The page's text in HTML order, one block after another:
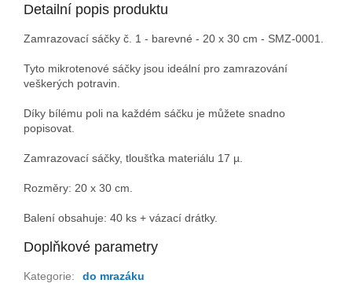
Detailní popis produktu
Zamrazovací sáčky č. 1 - barevné - 20 x 30 cm - SMZ-0001.
Tyto mikrotenové sáčky jsou ideální pro zamrazování
veškerých potravin.
Díky bílému poli na každém sáčku je můžete snadno
popisovat.
Zamrazovací sáčky, tloušťka materiálu 17 µ.
Rozměry: 20 x 30 cm.
Balení obsahuje: 40 ks + vázací drátky.
Doplňkové parametry
Kategorie:
do mrazáku